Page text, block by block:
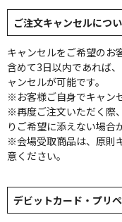
ご注文キャンセルにつ
キャンセルをご希望のお
含めて3日以内であれば
ャンセルが可能です。
※お客様ご自身でキャン
※再度ご注文いただく際
りご希望に添えない場合
※会場受取商品は、原則
意ください。
デビットカード・プリ